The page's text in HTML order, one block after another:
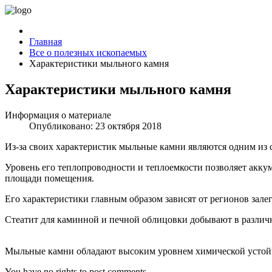
Главная
Все о полезных ископаемых
Характеристики мыльного камня
Характеристики мыльного камня
Информация о материале
Опубликовано: 23 октября 2018
Из-за своих характеристик мыльные камни являются одним
Уровень его теплопроводности и теплоемкости позволяет
площади помещения.
Его характеристики главным образом зависят от регионов
Стеатит для каминной и печной облицовки добывают в
Мыльные камни обладают высоким уровнем химической